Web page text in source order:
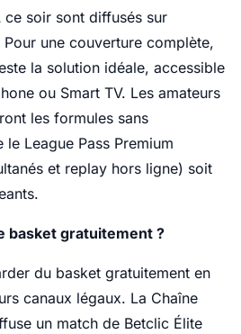
ce soir sont diffusés sur
une couverture complète,
la solution idéale, accessible
ou Smart TV. Les amateurs
les formules sans
League Pass Premium
et replay hors ligne) soit
basket gratuitement ?
du basket gratuitement en
canaux légaux. La Chaîne
un match de Betclic Élite